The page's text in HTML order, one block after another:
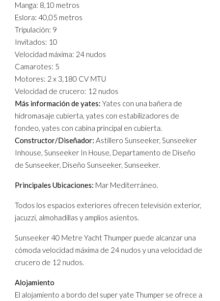
Manga: 8,10 metros
Eslora: 40,05 metros
Tripulación: 9
Invitados: 10
Velocidad máxima: 24 nudos
Camarotes: 5
Motores: 2 x 3,180 CV MTU
Velocidad de crucero: 12 nudos
Más información de yates: Yates con una bañera de
hidromasaje cubierta, yates con estabilizadores de
fondeo, yates con cabina principal en cubierta.
Constructor/Diseñador: Astillero Sunseeker, Sunseeker
Inhouse, Sunseeker In House, Departamento de Diseño
de Sunseeker, Diseño Sunseeker, Sunseeker.
Principales Ubicaciones: Mar Mediterráneo.
Todos los espacios exteriores ofrecen televisión exterior,
jacuzzi, almohadillas y amplios asientos.
Sunseeker 40 Metre Yacht Thumper puede alcanzar una
cómoda velocidad máxima de 24 nudos y una velocidad de
crucero de 12 nudos.
Alojamiento
El alojamiento a bordo del super yate Thumper se ofrece a